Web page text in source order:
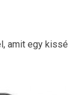
amit egy kissé